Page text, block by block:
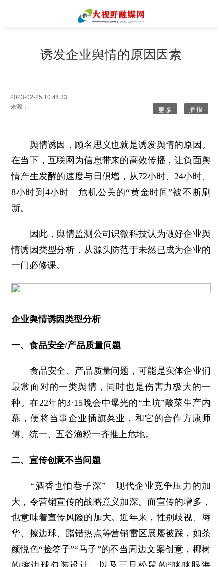
诱发企业舆情的原因因素
2023-02-25 10:48:33
来源：
更多
舆情诱因，顾名思义也就是诱发舆情的原因。
在当下，互联网为信息带来的高效传播，让负面舆
情产生发酵的速度与日俱增，从72小时、24小时、
8小时到4小时—危机公关的“黄金时间”被不断刷
新。
因此，舆情监测公司识微科技认为做好企业舆
情诱因类型分析，从源头防范于未然已成为企业的
一门必修课。
企业舆情诱因类型分析
一、食品安全/产品质量问题
食品安全、产品质量问题，可能是实体企业们
最常面对的一类舆情，同时也是伤害力极大的一
种。在22年的3·15晚会中曝光的“土坑”酸菜生产内
幕，便将当事企业插旗菜业，和它的合作方康师
傅、统一、五谷渔粉一齐推上危地。
二、宣传创意不当问题
“酒香也怕巷子深”，现代企业竞争压力的加
大，令营销宣传的战略意义加深。而宣传的增多，
也意味着宣传风险的加大。近年来，性别歧视、辱
华、擦边球、蹭错热点等营销雷区展屡被踩，如茶
颜悦色“捡签子”“马子”的不当周边文案创意，椰树
的擦边球包装设计，以及三只松鼠的“眯眯眼海